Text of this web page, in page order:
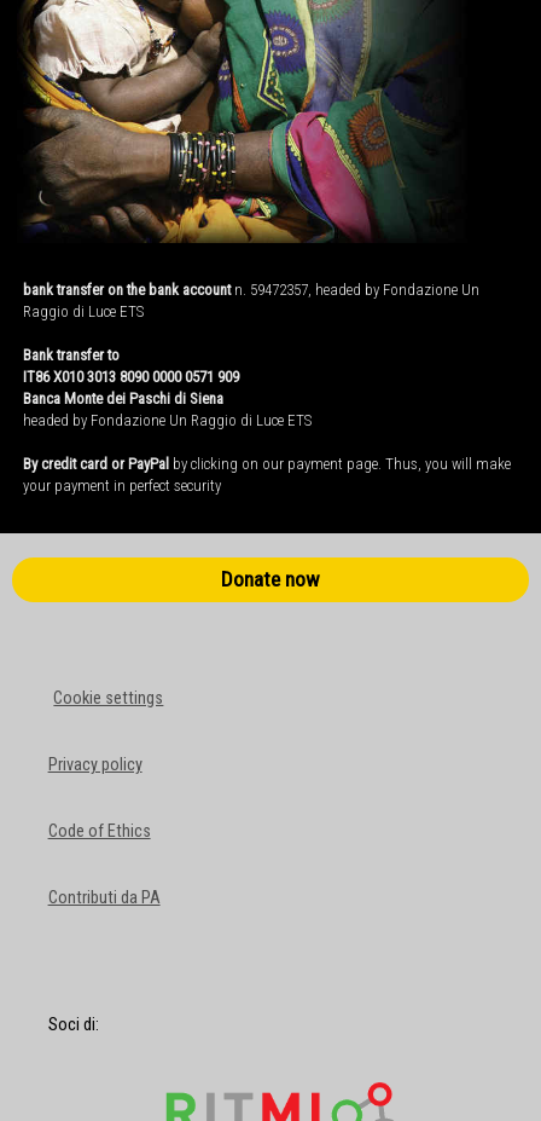
bank transfer on the bank accountn. 59472357, headed by Fondazione Un
Raggio di Luce ETS
Bank transfer to
IT86 X010 3013 8090 0000 0571 909
Banca Monte dei Paschi di Siena
headed by Fondazione Un Raggio di Luce ETS
By credit card or PayPal by clicking on our payment page. Thus, you will make
your payment in perfect security
Donate now
Cookie settings
Privacy policy
Code of Ethics
Contributi da PA
Soci di: